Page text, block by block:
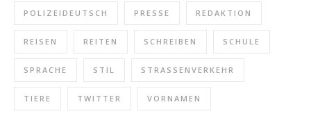
POLIZEIDEUTSCH PRESSE REDAKTION
REISEN REITEN SCHREIBEN SCHULE
SPRACHE STIL STRASSENVERKEHR
TIERE TWITTER VORNAMEN